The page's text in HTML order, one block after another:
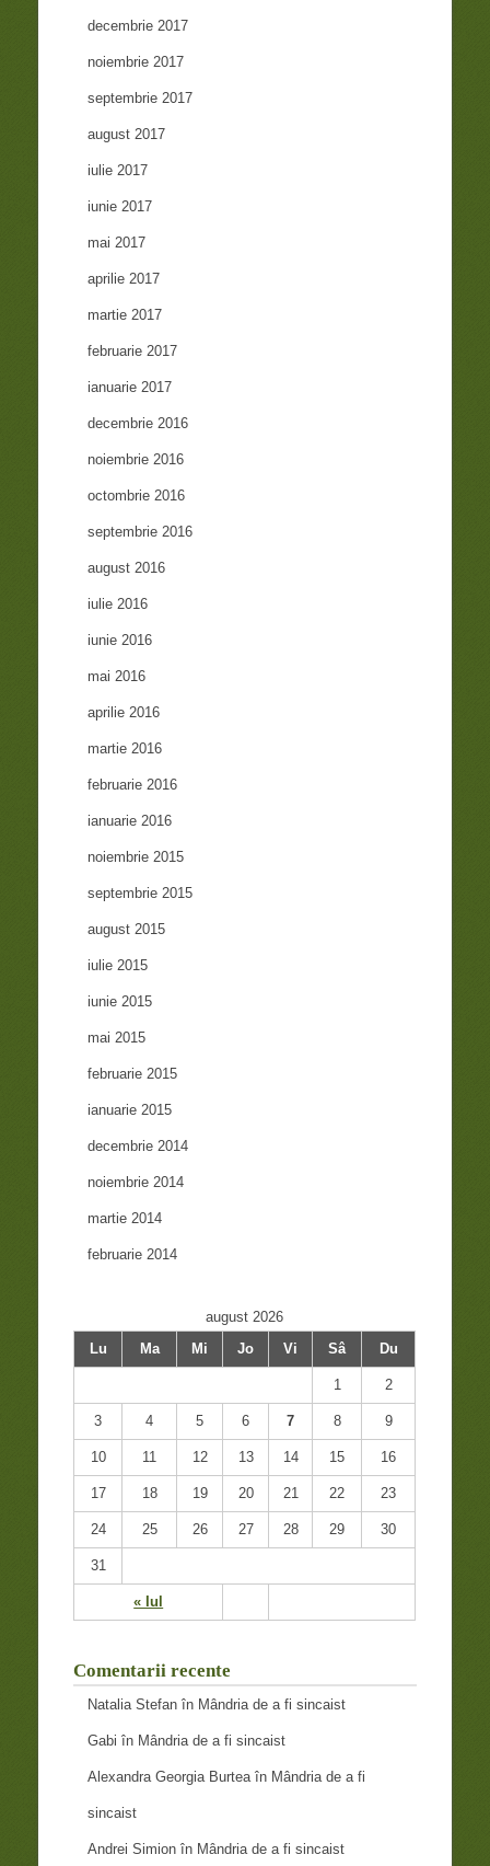
decembrie 2017
noiembrie 2017
septembrie 2017
august 2017
iulie 2017
iunie 2017
mai 2017
aprilie 2017
martie 2017
februarie 2017
ianuarie 2017
decembrie 2016
noiembrie 2016
octombrie 2016
septembrie 2016
august 2016
iulie 2016
iunie 2016
mai 2016
aprilie 2016
martie 2016
februarie 2016
ianuarie 2016
noiembrie 2015
septembrie 2015
august 2015
iulie 2015
iunie 2015
mai 2015
februarie 2015
ianuarie 2015
decembrie 2014
noiembrie 2014
martie 2014
februarie 2014
august 2026
Lu
Ma Mi Jo Vi Sâ Du
« Iul
1 2
3 4 5 6 7 8 9
10 11 12 13 14 15 16
17 18 19 20 21 22 23
24 25 26 27 28 29 30
31
Comentarii recente
Natalia Stefan în Mândria de a fi sincaist
Gabi în Mândria de a fi sincaist
Alexandra Georgia Burteaîn Mândria de a fi
sincaist
Andrei Simion în Mândria de a fi sincaist